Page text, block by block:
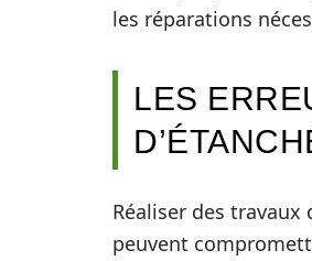
les réparations
LES
Réaliser des
peuvent